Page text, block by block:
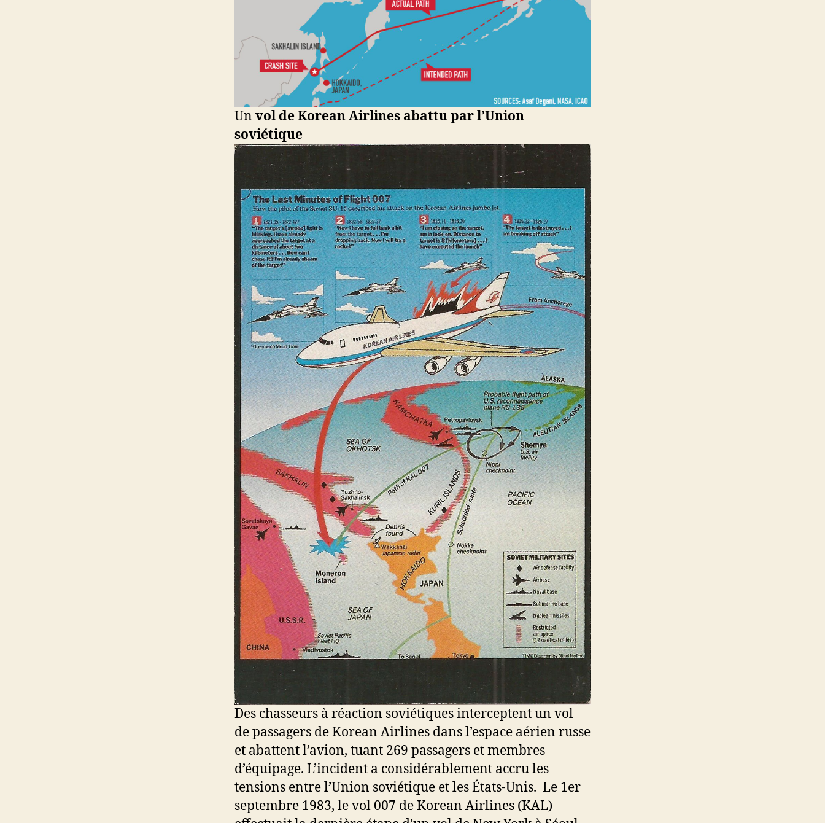
Un vol de Korean Airlines abattu par l’Union
soviétique
Des chasseurs à réaction soviétiques interceptent un vol
de passagers de Korean Airlines dans l’espace aérien russe
et abattent l’avion, tuant 269 passagers et membres
d’équipage. L’incident a considérablement accru les
tensions entre l’Union soviétique et les États-Unis. Le 1er
septembre 1983, le vol 007 de Korean Airlines (KAL)